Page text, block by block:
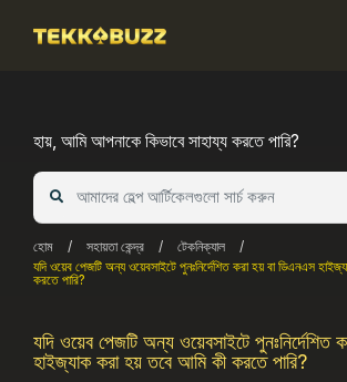
হায়, আমি আপনাকে কিভাবে সাহায্য করতে পারি?
হোম / সহায়তা কেন্দ্র / টেকনিক্যাল
/
যদি ওয়েব পেজটি অন্য ওয়েবসাইটে পুনঃনির্দেশিত করা হয় বা ডিএনএস
করতে পারি?
যদি ওয়েব পেজটি অন্য ওয়েবসাইটে পুনঃনির্দেশিত
হাইজ্যাক করা হয় তবে আমি কী করতে পারি?